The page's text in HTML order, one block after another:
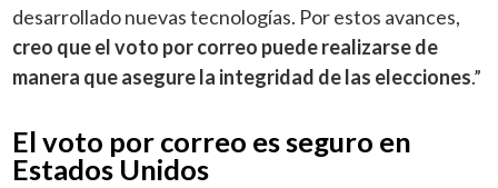
desarrollado nuevas tecnologías. Por estos avances,
creo que el voto por correo puede realizarse de
manera que asegure la integridad de las elecciones.”
El voto por correo es seguro en
Estados Unidos